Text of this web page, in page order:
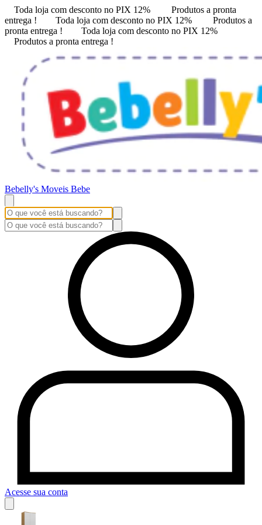
Toda loja com desconto no PIX 12%
Produtos a pronta
entrega !
Toda loja com desconto no PIX 12%
Produtos a
pronta entrega !
Toda loja com desconto no PIX 12%
Produtos a pronta entrega !
Bebelly's Moveis Bebe
Acesse sua conta